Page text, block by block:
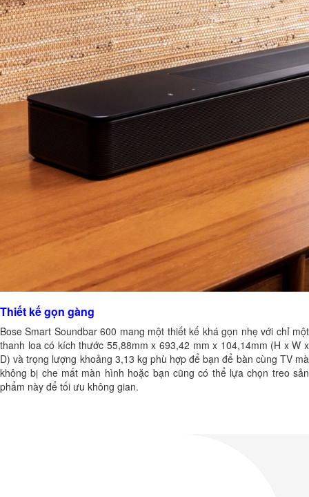
Thiết kế gọn gàng
Bose Smart Soundbar 600 mang một thiết kế khá gọn nhẹ với chỉ một
thanh loa có kích thước 55,88mm x 693,42 mm x 104,14mm (H x W x
D) và trọng lượng khoảng 3,13 kg phù hợp để bạn để bàn cùng TV mà
không bị che mất màn hình hoặc bạn cũng có thể lựa chọn treo sản
phẩm này để tối ưu không gian.